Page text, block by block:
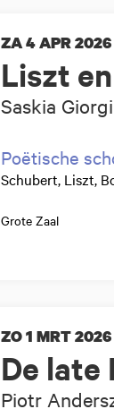
Liszt
Saskia
ZA 4 APR 2026
Poëtische
Schubert, Liszt,
Grote Zaal
De late
Piotr
ZO 1 MRT 2026